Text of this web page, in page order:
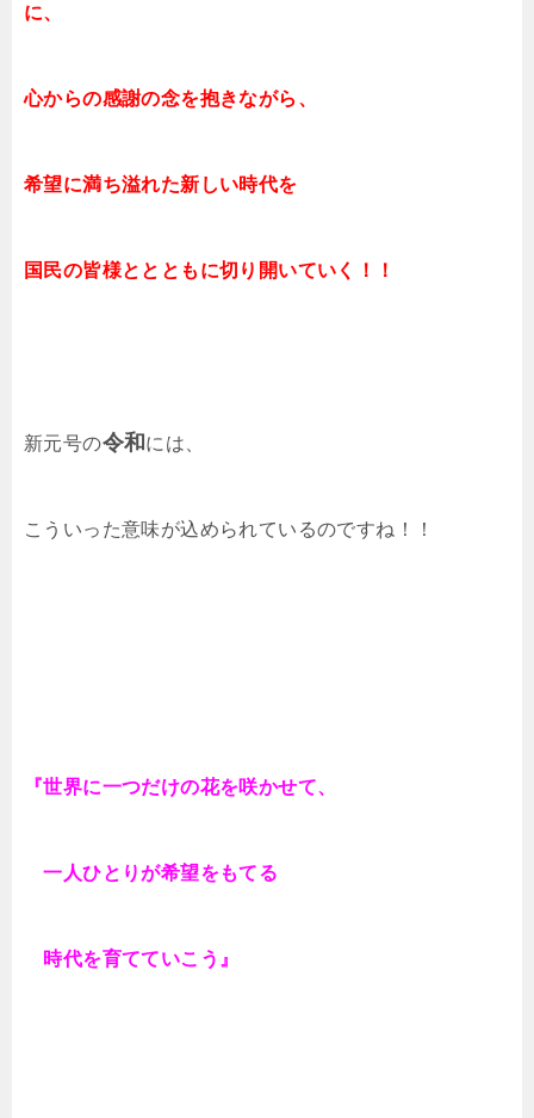
に、
心からの感謝の念を抱きながら、
希望に満ち溢れた新しい時代を
国民の皆様ととともに切り開いていく！！
新元号の令和には、
こういった意味が込められているのですね！！
『世界に一つだけの花を咲かせて、
一人ひとりが希望をもてる
時代を育てていこう』